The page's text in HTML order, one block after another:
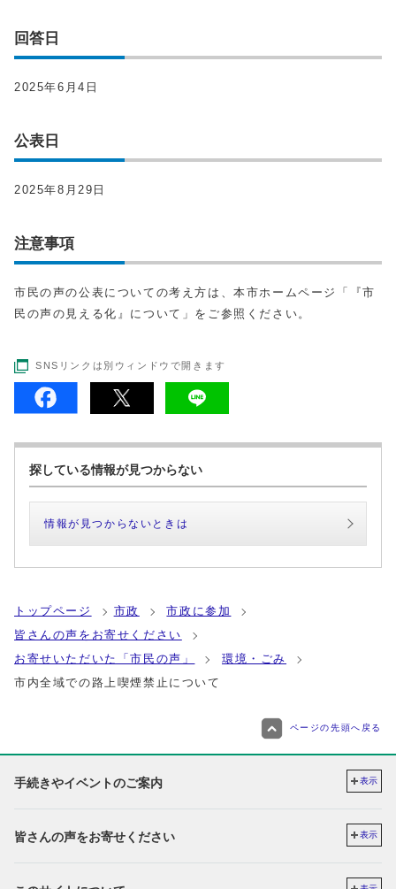
回答日
2025年6月4日
公表日
2025年8月29日
注意事項
市民の声の公表についての考え方は、本市ホームページ「『市
民の声の見える化』について」をご参照ください。
SNSリンクは別ウィンドウで開きます
探している情報が見つからない
情報が見つからないときは
トップページ 市政
市政に参加
皆さんの声をお寄せください
お寄せいただいた「市民の声」
環境・ごみ
市内全域での路上喫煙禁止について
ページの先頭へ戻る
手続きやイベントのご案内 表示
皆さんの声をお寄せください 表示